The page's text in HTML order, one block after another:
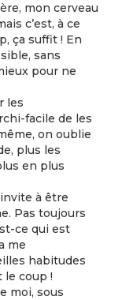
mon cerveau
c’est, à ce
ça suffit ! En
sans
pour ne
les
facile de les
on oublie
plus les
en plus
à être
Pas toujours
ce qui est
me
habitudes
le coup !
moi, sous